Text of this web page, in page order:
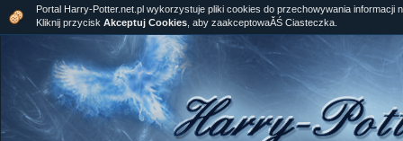
Portal Harry-Potter.net.pl wykorzystuje pliki cookies do przechowywania informacji
Kliknij przycisk Akceptuj Cookies , aby zaakceptowaĂŚ Ciasteczka.